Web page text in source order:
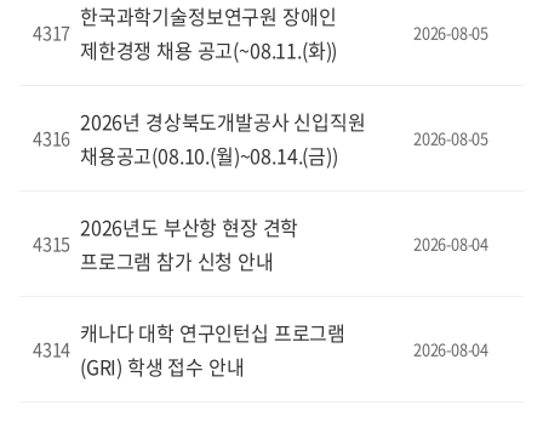
4317
한국과학기술정보연구원 장애인
제한경쟁 채용 공고(~08.11.(화))
2026-08-05
4316
2026년 경상북도개발공사 신입직원
채용공고(08.10.(월)~08.14.(금))
2026-08-05
4315
2026년도 부산항 현장 견학
프로그램 참가 신청 안내
2026-08-04
4314
캐나다 대학 연구인턴십 프로그램
(GRI) 학생 접수 안내
2026-08-04